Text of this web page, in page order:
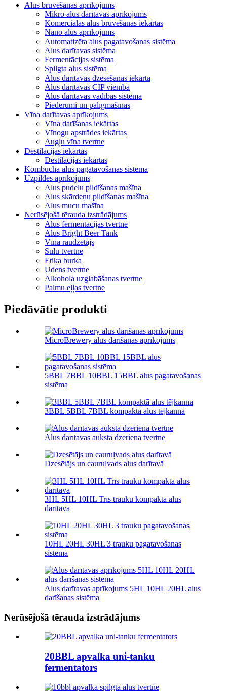
Alus brūvēšanas aprīkojums
Mikro alus darītavas aprīkojums
Komerciālās alus brūvēšanas iekārtas
Nano alus aprīkojums
Automatizēta alus pagatavošanas sistēma
Alus darītavas sistēma
Fermentācijas sistēma
Spilgta alus sistēma
Alus darītavas dzesēšanas iekārta
Alus darītavas CIP vienība
Alus darītavas vadības sistēma
Piederumi un palīgmašīnas
Vīna darītavas aprīkojums
Vīna darīšanas iekārtas
Vīnogu apstrādes iekārtas
Augļu vīna tvertne
Destilācijas iekārtas
Destilācijas iekārtas
Kombucha alus pagatavošanas sistēma
Uzpildes aprīkojums
Alus pudeļu pildīšanas mašīna
Alus skārdeņu pildīšanas mašīna
Alus mucu mašīna
Nerūsējošā tērauda izstrādājums
Alus fermentācijas tvertne
Alus Bright Beer Tank
Vīna raudzētājs
Sulu tvertne
Etiķa burka
Ūdens tvertne
Alkohola uzglabāšanas tvertne
Palmu eļļas tvertne
Piedāvātie produkti
MicroBrewery alus darīšanas aprīkojums
5BBL 7BBL 10BBL 15BBL alus pagatavošanas
sistēma
3BBL 5BBL 7BBL kompaktā alus tējkanna
Alus darītavas aukstā dzēriena tvertne
Dzesētājs un cauruļvads alus darītavā
3HL 5HL 10HL Trīs trauku kompaktā alus
darītava
10HL 20HL 30HL 3 trauku pagatavošanas
sistēma
Alus darītavas aprīkojums 5HL 10HL 20HL alus
darīšanas sistēma
Nerūsējošā tērauda izstrādājums
20BBL apvalka uni-tanku
fermentators